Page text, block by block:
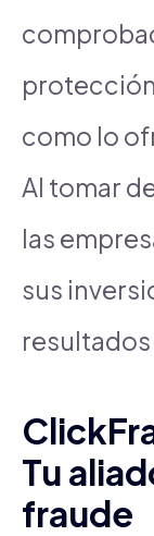
como lo
Al tomar
las
sus
Tu
fraude